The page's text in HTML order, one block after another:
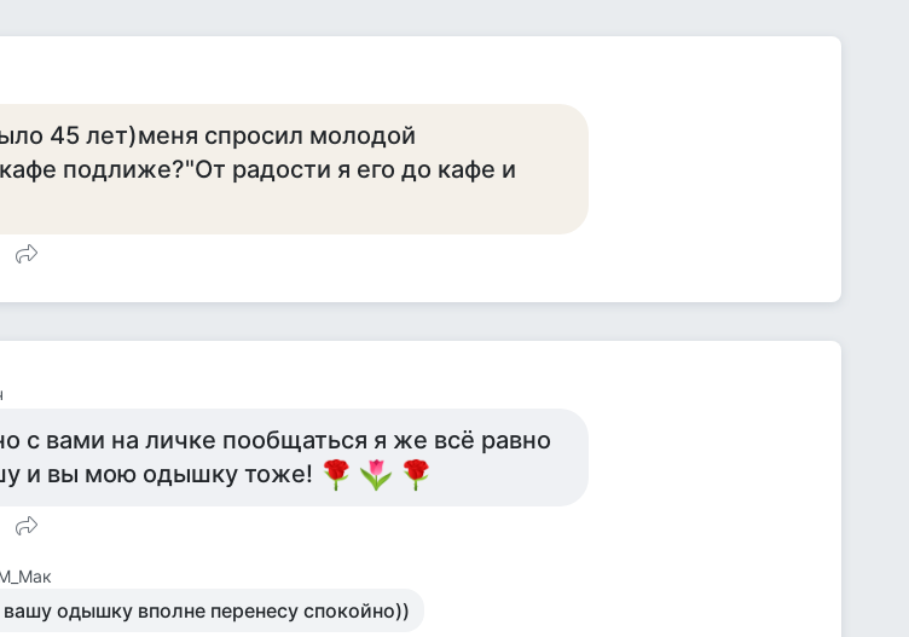
45 лет)меня спросил молодой
подлиже?"От радости я его до кафе и
с вами на личке пообщаться я же всё равно
и вы мою одышку тоже!
одышку вполне перенесу спокойно))